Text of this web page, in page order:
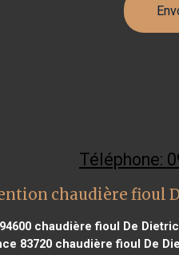
Téléphone:
chaudière fioul
chaudière fioul De
83720 chaudière fioul De